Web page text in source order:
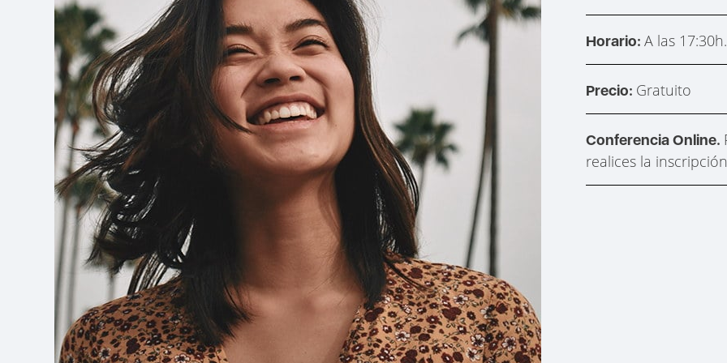
Horario: A las
Precio: Gratuito
Conferencia Online.
realices la inscripción